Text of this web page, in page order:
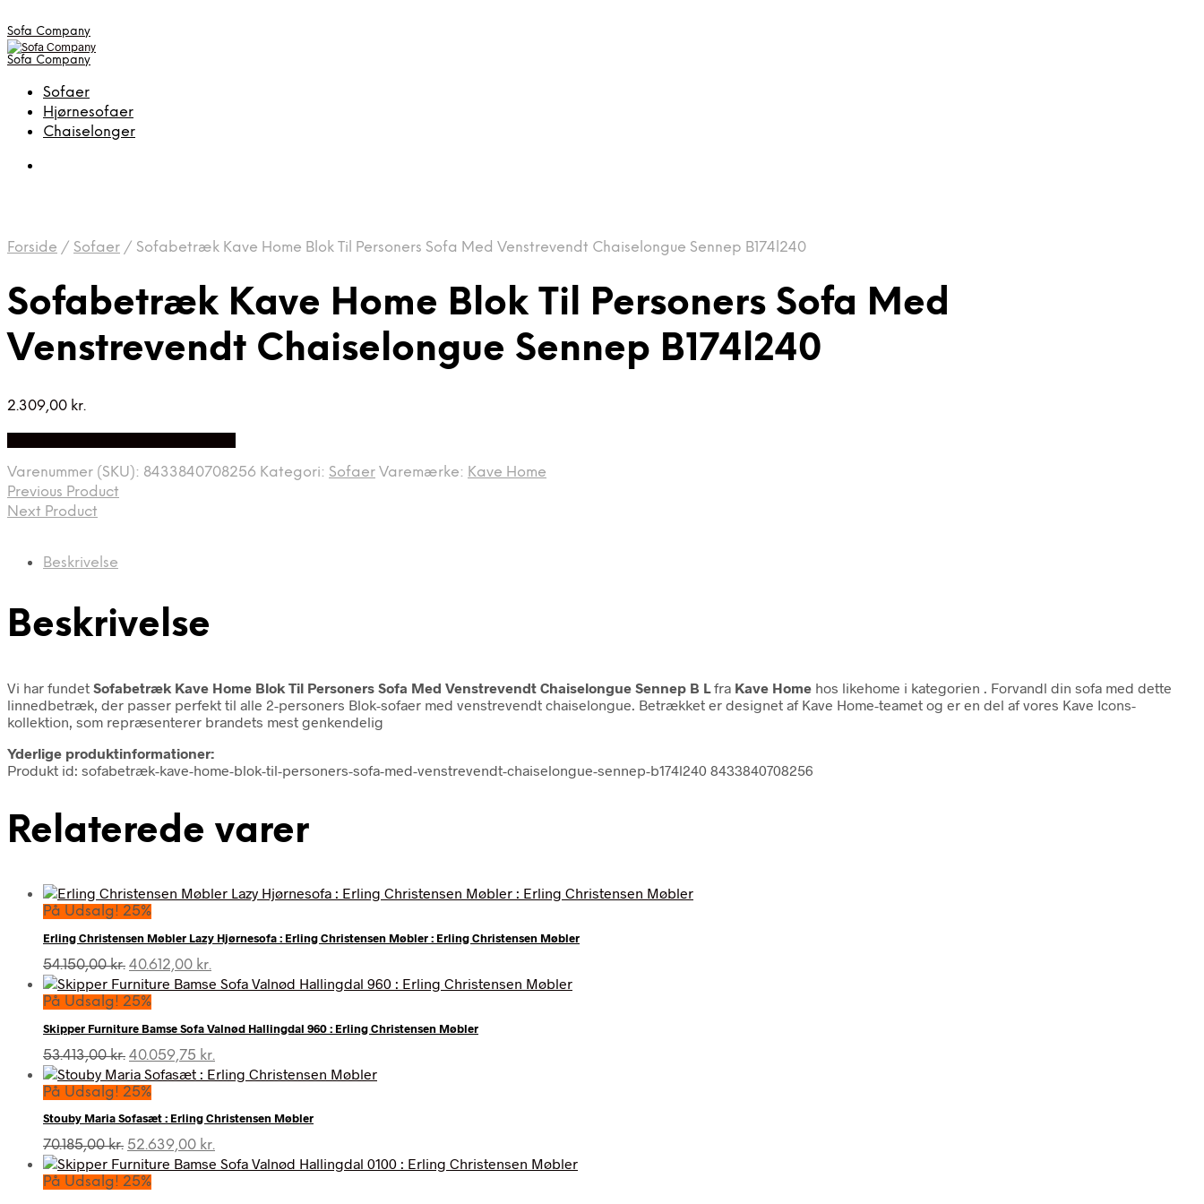
Sofa Company
Sofa Company
Sofaer
Hjørnesofaer
Chaiselonger
Forside / Sofaer / Sofabetræk Kave Home Blok Til Personers Sofa Med Venstrevendt Chaiselongue Sennep B174l240
Sofabetræk Kave Home Blok Til Personers Sofa Med
Venstrevendt Chaiselongue Sennep B174l240
2.309,00 kr.
Varenummer (SKU): 8433840708256 Kategori: Sofaer Varemærke: Kave Home
Previous Product
Next Product
Beskrivelse
Beskrivelse
Vi har fundet Sofabetræk Kave Home Blok Til Personers Sofa Med Venstrevendt Chaiselongue Sennep B L fra Kave Home hos likehome i kategorien
. Forvandl din sofa med dette
linnedbetræk, der passer perfekt til alle 2-personers Blok-sofaer med venstrevendt chaiselongue. Betrækket er designet af Kave Home-teamet og er en del af vores Kave Icons-
kollektion, som repræsenterer brandets mest genkendelig
Yderlige produktinformationer:
Produkt id: sofabetræk-kave-home-blok-til-personers-sofa-med-venstrevendt-chaiselongue-sennep-b174l240 8433840708256
Relaterede varer
På Udsalg! 25%
Erling Christensen Møbler Lazy Hjørnesofa : Erling Christensen Møbler : Erling Christensen Møbler
54.150,00kr. Den
oprindelige
pris
54.150,00 kr..
40.612,00 kr.
aktuelle
40.612,00 kr..
På Udsalg! 25%
Skipper Furniture Bamse Sofa Valnød Hallingdal 960 : Erling Christensen Møbler
53.413,00kr. Den
oprindelige
pris
53.413,00 kr..
40.059,75 kr.
aktuelle
40.059,75 kr..
På Udsalg! 25%
Stouby Maria Sofasæt : Erling Christensen Møbler
70.185,00kr. Den
oprindelige
pris
52.639,00 kr.
aktuelle
På Udsalg! 25%